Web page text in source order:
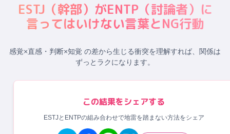
ESTJ （幹部）がENTP（討論者）に
言ってはいけない言葉とNG行動
感覚×直感・判断×知覚 の差から生じる衝突を理解すれば、関係は
ずっとラクになります。
この結果をシェアする
ESTJとENTPの組み合わせで地雷を踏まない方法をシェア